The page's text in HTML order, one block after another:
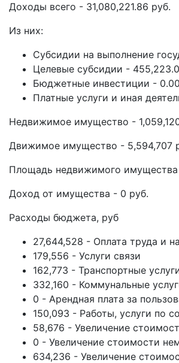
Доходы всего - 31,080,221.86 руб.
Из них:
Субсидии на выполнение
Целевые субсидии -
Бюджетные инвестиции - 0.00
Платные услуги и иная
Недвижимое имущество -
Движимое имущество - 5,594,707
Площадь недвижимого
Доход от имущества - 0 руб.
Расходы бюджета, руб
27,644,528 - Оплата труда и
179,556 - Услуги связи
162,773 - Транспортные
332,160 - Коммунальные
0 - Арендная плата за
150,093 - Работы, услуги по
58,676 - Увеличение
0 - Увеличение стоимости
634,236 - Увеличение